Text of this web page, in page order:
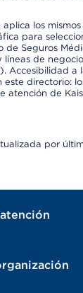
los
para
de Seguros
líneas de
Accesibilidad a
este directorio:
atención de
por